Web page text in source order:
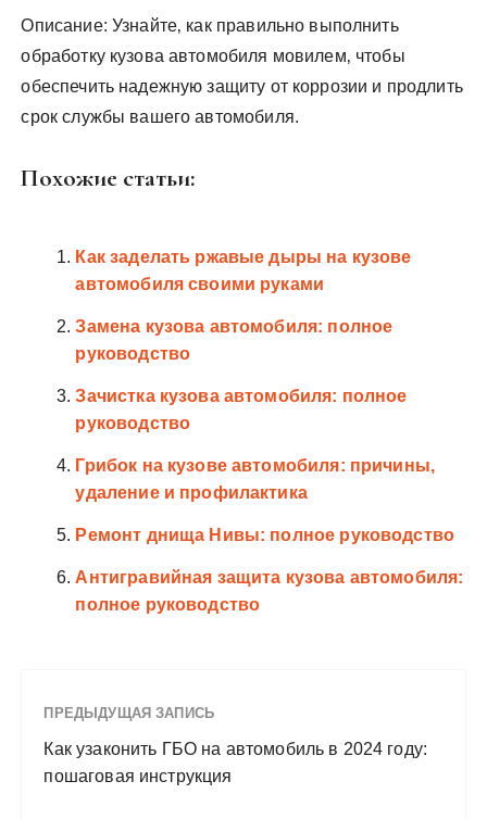
Описание: Узнайте‚ как правильно выполнить
обработку кузова автомобиля мовилем‚ чтобы
обеспечить надежную защиту от коррозии и продлить
срок службы вашего автомобиля.
Похожие статьи:
Как заделать ржавые дыры на кузове
автомобиля своими руками
Замена кузова автомобиля: полное
руководство
Зачистка кузова автомобиля: полное
руководство
Грибок на кузове автомобиля: причины,
удаление и профилактика
Ремонт днища Нивы: полное руководство
Антигравийная защита кузова автомобиля:
полное руководство
ПРЕДЫДУЩАЯ ЗАПИСЬ
Как узаконить ГБО на автомобиль в 2024 году:
пошаговая инструкция